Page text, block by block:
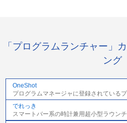
「プログラムランチャー」
ング
OneShot
プログラムマネージャに登録されている
でれっき
スマートバー系の時計兼用超小型ラウン